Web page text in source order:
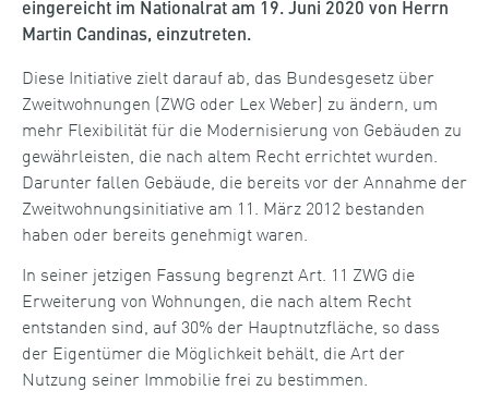
eingereicht im Nationalrat am 19. Juni 2020 von Herrn
Martin Candinas, einzutreten.
Diese Initiative zielt darauf ab, das Bundesgesetz über
Zweitwohnungen (ZWG oder Lex Weber) zu ändern, um
mehr Flexibilität für die Modernisierung von Gebäuden zu
gewährleisten, die nach altem Recht errichtet wurden.
Darunter fallen Gebäude, die bereits vor der Annahme der
Zweitwohnungsinitiative am 11. März 2012 bestanden
haben oder bereits genehmigt waren.
In seiner jetzigen Fassung begrenzt Art. 11 ZWG die
Erweiterung von Wohnungen, die nach altem Recht
entstanden sind, auf 30% der Hauptnutzfläche, so dass
der Eigentümer die Möglichkeit behält, die Art der
Nutzung seiner Immobilie frei zu bestimmen.